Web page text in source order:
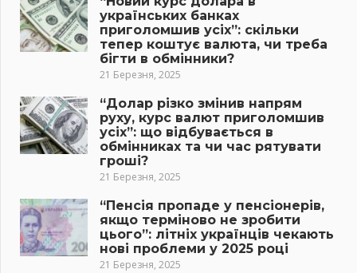
українських банках
приголомшив усіх”: скільки
тепер коштує валюта, чи треба
бігти в обмінники?
21 Березня, 2025
“Долар різко змінив напрям
руху, курс валют приголомшив
усіх”: що відбувається в
обмінниках та чи час рятувати
гроші?
21 Березня, 2025
“Пенсія пропаде у пенсіонерів,
якщо терміново не зробити
цього”: літніх українців чекають
нові проблеми у 2025 році
21 Березня, 2025